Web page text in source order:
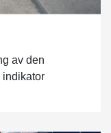
av den
indikator